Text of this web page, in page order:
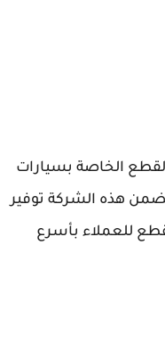
الخاصة بسيارات
تضمن هذه الشركة توفير
للعملاء بأسرع